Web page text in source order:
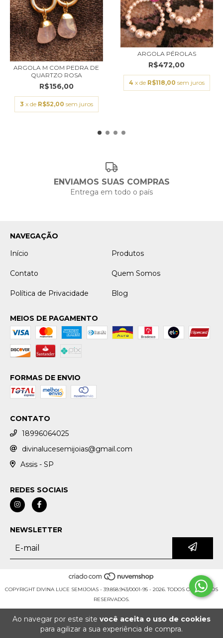
Ao navegar por este site você aceita o uso de cookies
para agilizar a sua experiência de compra.
ARGOLA M COM PEDRA DE
QUARTZO ROSA
R$156,00
3 x de R$52,00 sem juros
ARGOLA PÉROLAS
R$472,00
4 x de R$118,00 sem juros
ENVIAMOS SUAS COMPRAS
Entrega em todo o país
NAVEGAÇÃO
Início
Produtos
Contato Quem Somos
Política de Privacidade Blog
MEIOS DE PAGAMENTO
FORMAS DE ENVIO
CONTATO
18996064025
divinalucesemijoias@gmail.com
Assis - SP
REDES SOCIAIS
NEWSLETTER
COPYRIGHT DIVINA LUCE SEMIJOIAS - 39.858.943/0001-95 - 2026. TODOS OS DIREITOS
RESERVADOS.